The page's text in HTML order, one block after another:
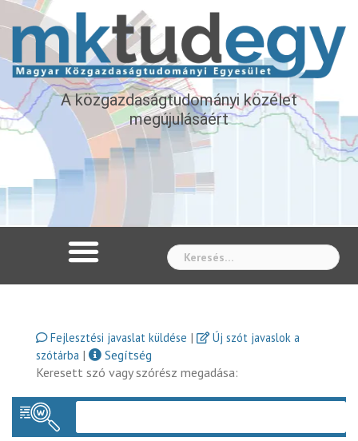
A közgazdaságtudományi közélet
megújulásáért
Fejlesztési javaslat küldése |
Új szót javaslok a
szótárba |
Segítség
Keresett szó vagy szórész megadása: